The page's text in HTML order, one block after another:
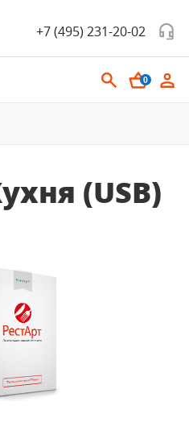
+7 (495) 231-20-02
0
(USB)